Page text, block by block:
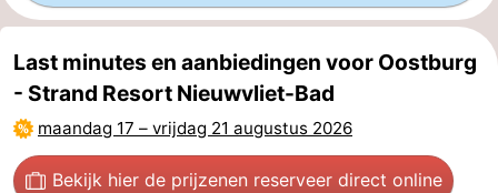
Last minutes en aanbiedingen voor Oostburg
- Strand Resort Nieuwvliet-Bad
maandag 17 – vrijdag 21 augustus 2026
Bekijk hier de prijzenen reserveer direct online